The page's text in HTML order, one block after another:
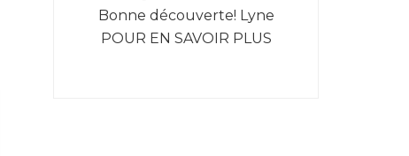
Bonne découverte! Lyne
POUR EN SAVOIR PLUS